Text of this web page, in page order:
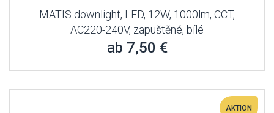
MATIS downlight, LED, 12W, 1000lm, CCT,
AC220-240V, zapuštěné, bílé
ab 7,50 €
AKTION